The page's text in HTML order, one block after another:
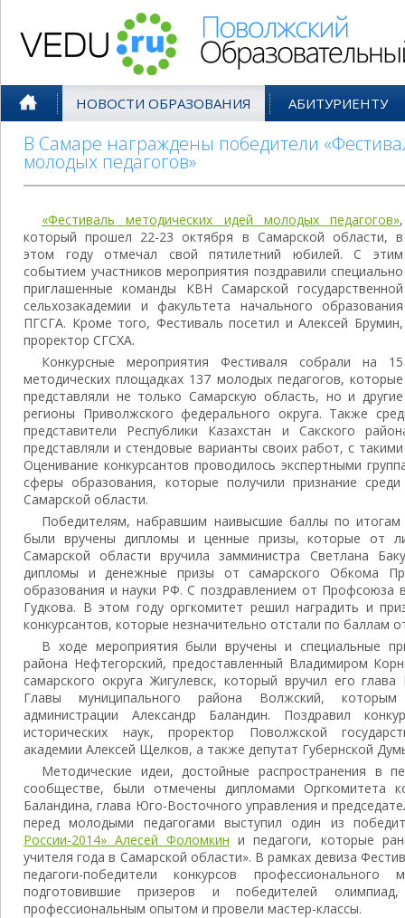
НОВОСТИ ОБРАЗОВАНИЯ АБИТУРИЕНТУ
В Самаре награждены победители
молодых педагогов»
«Фестиваль методических идей молодых педагогов»,
который прошел 22-23 октября в Самарской области, в
этом году отмечал свой пятилетний юбилей. С этим
событием участников мероприятия поздравили специально
приглашенные команды КВН Самарской государственной
сельхозакадемии и факультета начального образования
ПГСГА. Кроме того, Фестиваль посетил и Алексей Брумин,
проректор СГСХА.
Конкурсные мероприятия Фестиваля собрали на 15
методических площадках 137 молодых педагогов, которые
представляли не только Самарскую область, но и другие
регионы Приволжского федерального округа. Также
представители Республики Казахстан и Сакского
представляли и стендовые варианты своих работ, с
Оценивание конкурсантов проводилось экспертными
сферы образования, которые получили признание
Самарской области.
Победителям, набравшим наивысшие баллы по
были вручены дипломы и ценные призы, которые от
Самарской области вручила замминистра Светлана
дипломы и денежные призы от самарского Обкома
образования и науки РФ. С поздравлением от Профсоюза
Гудкова. В этом году оргкомитет решил наградить и
конкурсантов, которые незначительно отстали по баллам
В ходе мероприятия были вручены и специальные
района Нефтегорский, предоставленный Владимиром
самарского округа Жигулевск, который вручил его
Главы муниципального района Волжский, которым
администрации Александр Баландин. Поздравил
исторических наук, проректор Поволжской
академии Алексей Щелков, а также депутат Губернской
Методические идеи, достойные распространения в
сообществе, были отмечены дипломами Оргкомитета
Баландина, глава Юго-Восточного управления и
перед молодыми педагогами выступил один из
России-2014» Алесей Фоломкин и педагоги, которые
учителя года в Самарской области». В рамках девиза
педагоги-победители конкурсов
подготовившие призеров и победителей
профессиональным опытом и провели мастер-классы.